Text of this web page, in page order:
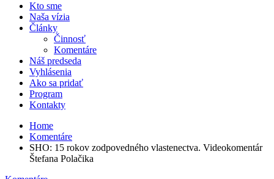
Kto sme
Naša vízia
Články
Činnosť
Komentáre
Náš predseda
Vyhlásenia
Ako sa pridať
Program
Kontakty
Home
Komentáre
SHO: 15 rokov zodpovedného vlastenectva. Videokomentár
Štefana Polačika